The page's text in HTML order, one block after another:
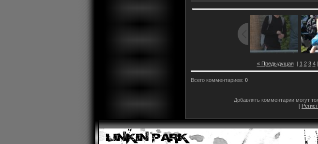
« Предыдущая| 1 2 3 4[
Всего комментариев: 0
Добавлять комментарии могут
[